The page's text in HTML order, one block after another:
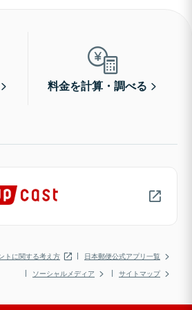
料金を計算・調べる
トに関する考え方
日本郵便公式アプリ一覧
ソーシャルメディア
サイトマップ